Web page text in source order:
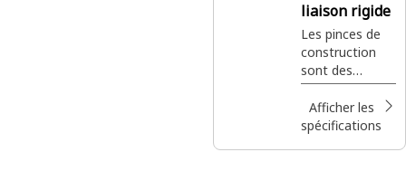
liaison rigide
Les pinces de
construction
sont des
produits
éprouvés ayant
été construits
Afficher les
spécifications